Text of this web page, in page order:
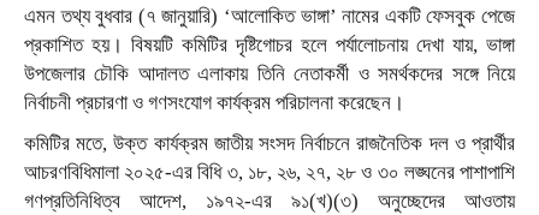
এমন তথ্য বুধবার (৭ জানুয়ারি) ‘আলোকিত ভাঙ্গা’ নামের একটি ফেসবুক পেজে
প্রকাশিত হয়। বিষয়টি কমিটির দৃষ্টিগোচর হলে পর্যালোচনায় দেখা যায়, ভাঙ্গা
উপজেলার চৌকি আদালত এলাকায় তিনি নেতাকর্মী ও সমর্থকদের সঙ্গে নিয়ে
নির্বাচনী প্রচারণা ও গণসংযোগ কার্যক্রম পরিচালনা করেছেন।
কমিটির মতে, উক্ত কার্যক্রম জাতীয় সংসদ নির্বাচনে রাজনৈতিক দল ও প্রার্থীর
আচরণবিধিমালা ২০২৫-এর বিধি ৩, ১৮, ২৬, ২৭, ২৮ ও ৩০ লঙ্ঘনের পাশাপাশি
গণপ্রতিনিধিত্ব আদেশ, ১৯৭২-এর ৯১(খ)(৩) অনুচ্ছেদের আওতায়